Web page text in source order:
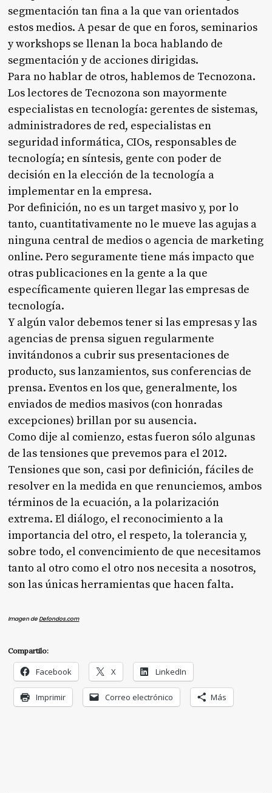
segmentación tan fina a la que van orientados
estos medios. A pesar de que en foros, seminarios
y workshops se llenan la boca hablando de
segmentación y de acciones dirigidas.
Para no hablar de otros, hablemos de Tecnozona.
Los lectores de Tecnozona son mayormente
especialistas en tecnología: gerentes de sistemas,
administradores de red, especialistas en
seguridad informática, CIOs, responsables de
tecnología; en síntesis, gente con poder de
decisión en la elección de la tecnología a
implementar en la empresa.
Por definición, no es un target masivo y, por lo
tanto, cuantitativamente no le mueve las agujas a
ninguna central de medios o agencia de marketing
online. Pero seguramente tiene más impacto que
otras publicaciones en la gente a la que
específicamente quieren llegar las empresas de
tecnología.
Y algún valor debemos tener si las empresas y las
agencias de prensa siguen regularmente
invitándonos a cubrir sus presentaciones de
producto, sus lanzamientos, sus conferencias de
prensa. Eventos en los que, generalmente, los
enviados de medios masivos (con honradas
excepciones) brillan por su ausencia.
Como dije al comienzo, estas fueron sólo algunas
de las tensiones que prevemos para el 2012.
Tensiones que son, casi por definición, fáciles de
resolver en la medida en que renunciemos, ambos
términos de la ecuación, a la polarización
extrema. El diálogo, el reconocimiento a la
importancia del otro, el respeto, la tolerancia y,
sobre todo, el convencimiento de que necesitamos
tanto al otro como el otro nos necesita a nosotros,
son las únicas herramientas que hacen falta.
Imagen deDefondos.com
Compartilo:
Facebook X LinkedIn
Imprimir Correo electrónico Más